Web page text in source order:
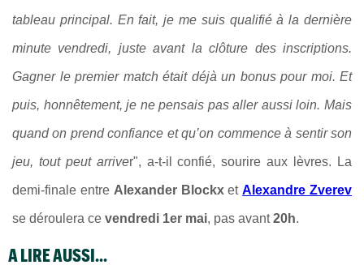
tableau principal. En fait, je me suis qualifié à la dernière
minute vendredi, juste avant la clôture des inscriptions.
Gagner le premier match était déjà un bonus pour moi. Et
puis, honnêtement, je ne pensais pas aller aussi loin. Mais
quand on prend confiance et qu’on commence à sentir son
jeu, tout peut arriver", a-t-il confié, sourire aux lèvres. La
demi-finale entre Alexander BlockxetAlexandre Zverev
se déroulera ce vendredi 1er mai, pas avant20h.
A LIRE AUSSI...